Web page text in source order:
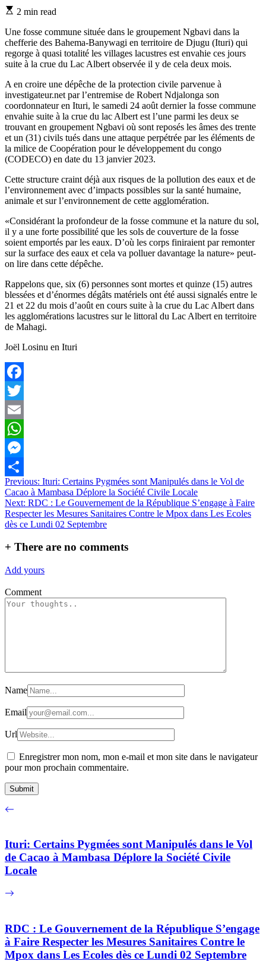
Estimated
time
2 min read
Une fosse commune située dans le groupement Ngbavi dans la
chefferie des Bahema-Banywagi en territoire de Djugu (Ituri) qui
regorge à quasi totalité les villages lacustres est envahie ces jours
suite à la crue du Lac Albert observée il y de cela deux mois.
A en croire une dépêche de la protection civile parvenue à
investigateur.net par l’entremise de Robert Ndjalonga son
coordonnateur en Ituri, le samedi 24 août dernier la fosse commune
envahie suite à la crue du lac Albert est l’une parmi les deux se
trouvant en groupement Ngbavi où sont reposés les âmes des trente
et un (31) civils tués dans une attaque perpétrée par les éléments de
la milice de Coopération pour le développement du congo
(CODECO) en date du 13 janvier 2023.
Cette structure craint déjà aux risques de la pollution des eaux et de
l’environnement avec d’impacts possibles sur la santé humaine,
animale et sur l’environnement de cette agglomération.
«Considérant la profondeur de la fosse commune et la nature du sol,
il y a une forte possibilité que les sols de couverture de la fosse
soient emportés par les eaux. D’où les corps finiraient par remonter
sur la surface des eaux et cela va polluer davantage la nature» peut-
on lire dans cette dépêche.
Rappelons que, six (6) personnes sont mortes et quinze (15) autres
blessées et d’énormes dégâts matériels ont été aussi signalés entre le
21 et 22 du mois d’août en cours suite à la crue du Lac Albert dans
les agglomérations lacustres sur le littoral du Lac Albert en territoire
de Mahagi.
Joël Losinu en Ituri
Facebook
Twitter
Email
WhatsApp
Messenger
Partager
Navigation
de
l’article
Previous: Ituri: Certains Pygmées sont Manipulés dans le Vol de
Cacao à Mambasa Déplore la Société Civile Locale
Next: RDC : Le Gouvernement de la République S’engage à Faire
Respecter les Mesures Sanitaires Contre le Mpox dans Les Ecoles
dès ce Lundi 02 Septembre
+ There are no comments
Add yours
Comment
Name
Email
Url
Enregistrer mon nom, mon e-mail et mon site dans le navigateur
pour mon prochain commentaire.
Ituri: Certains Pygmées sont Manipulés dans le Vol
de Cacao à Mambasa Déplore la Société Civile
Locale
RDC : Le Gouvernement de la République S’engage
à Faire Respecter les Mesures Sanitaires Contre le
Mpox dans Les Ecoles dès ce Lundi 02 Septembre